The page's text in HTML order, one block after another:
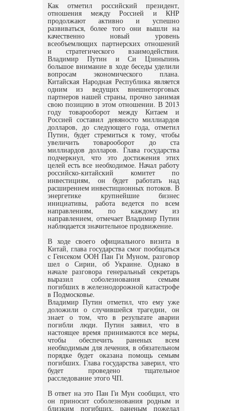
Как отметил российский президент,
отношения между Россией и КНР
продолжают активно и успешно
развиваться, более того они вышли на
качественно новый уровень
всеобъемлющих партнерских отношений
и стратегического взаимодействия.
Владимир Путин и Си Цзиньпинь
большое внимание в ходе беседы уделили
вопросам экономического плана.
Китайская Народная Республика является
одним из ведущих внешнеторговых
партнеров нашей страны, прочно занимая
свою позицию в этом отношении. В 2013
году товарооборот между Китаем и
Россией составил девяносто миллиардов
долларов, до следующего года, отметил
Путин, будет стремиться к тому, чтобы
увеличить товарооборот до ста
миллиардов долларов. Глава государства
подчеркнул, что это достижения этих
целей есть все необходимое. Начал работу
российско-китайский комитет по
инвестициям, он будет работать над
расширением инвестиционных потоков. В
энергетике крупнейшие бизнес
инициативы, работа ведется по всем
направлениям, по каждому из
направлением, отмечает Владимир Путин
наблюдается значительное продвижение.
В ходе своего официального визита в
Китай, глава государства смог пообщаться
с Генсеком ООН Пан Ги Муном, разговор
шел о Сирии, об Украине. Однако в
начале разговора генеральный секретарь
выразил соболезнования семьям
погибших в железнодорожной катастрофе
в Подмосковье.
Владимир Путин отметил, что ему уже
доложили о случившейся трагедии, он
знает о том, что в результате аварии
погибли люди. Путин заявил, что в
настоящее время принимаются все меры,
чтобы обеспечить раненых всем
необходимым для лечения, в обязательном
порядке будет оказана помощь семьям
погибших. Глава государства заверил, что
будет проведено тщательное
расследование этого ЧП.
В ответ на это Пан Ги Мун сообщил, что
он приносит соболезнования родным и
близким погибших, раненым пожелал